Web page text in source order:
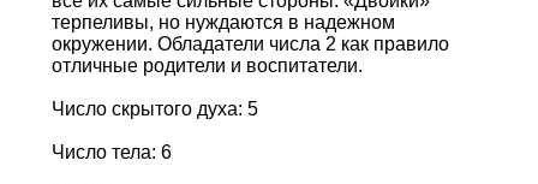
терпеливы, но нуждаются в надежном
окружении. Обладатели числа 2 как правило
отличные родители и воспитатели.
Число скрытого духа: 5
Число тела: 6